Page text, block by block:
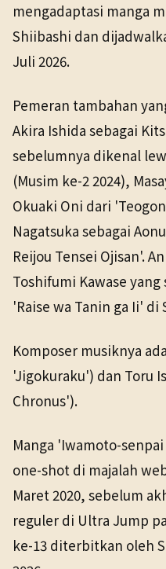
mengadaptasi manga
Shiibashi dan
Juli 2026.
Pemeran tambahan
Akira Ishida sebagai
sebelumnya dikenal
(Musim ke-2 2024),
Okuaki Oni dari
Nagatsuka sebagai
Reijou Tensei Ojisan'.
Toshifumi Kawase
'Raise wa Tanin ga Ii' di
Komposer musiknya
'Jigokuraku') dan Toru
Chronus').
Manga 'Iwamoto-
one-shot di majalah
Maret 2020, sebelum
reguler di Ultra Jump
ke-13 diterbitkan oleh